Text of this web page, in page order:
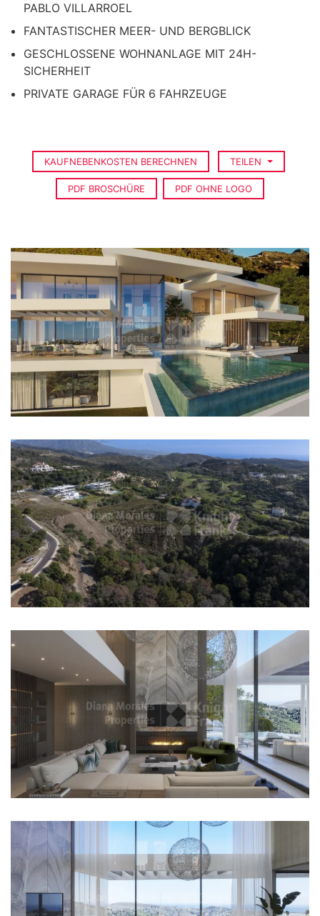
PABLO VILLARROEL
FANTASTISCHER MEER- UND BERGBLICK
GESCHLOSSENE WOHNANLAGE MIT 24H-
SICHERHEIT
PRIVATE GARAGE FÜR 6 FAHRZEUGE
KAUFNEBENKOSTEN BERECHNEN TEILEN
PDF BROSCHÜRE PDF OHNE LOGO